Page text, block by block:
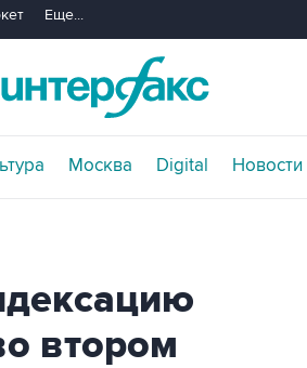
Еще...
Москва Digital Новости
втором